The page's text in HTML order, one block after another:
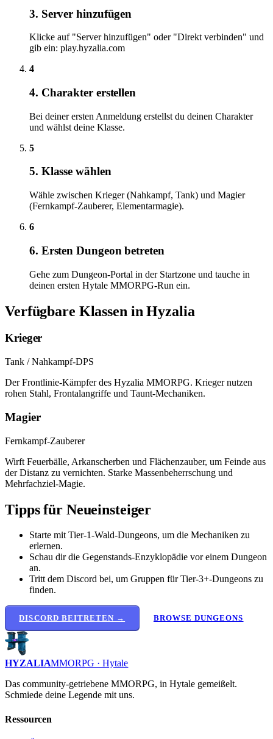
3. Server hinzufügen
Klicke auf "Server hinzufügen" oder "Direkt verbinden" und
gib ein: play.hyzalia.com
4
4. Charakter erstellen
Bei deiner ersten Anmeldung erstellst du deinen Charakter
und wählst deine Klasse.
5
5. Klasse wählen
Wähle zwischen Krieger (Nahkampf, Tank) und Magier
(Fernkampf-Zauberer, Elementarmagie).
6
6. Ersten Dungeon betreten
Gehe zum Dungeon-Portal in der Startzone und tauche in
deinen ersten Hytale MMORPG-Run ein.
Verfügbare Klassen in Hyzalia
Krieger
Tank / Nahkampf-DPS
Der Frontlinie-Kämpfer des Hyzalia MMORPG. Krieger nutzen
rohen Stahl, Frontalangriffe und Taunt-Mechaniken.
Magier
Fernkampf-Zauberer
Wirft Feuerbälle, Arkanscherben und Flächenzauber, um Feinde aus
der Distanz zu vernichten. Starke Massenbeherrschung und
Mehrfachziel-Magie.
Tipps für Neueinsteiger
Starte mit Tier-1-Wald-Dungeons, um die Mechaniken zu
erlernen.
Schau dir die Gegenstands-Enzyklopädie vor einem Dungeon
an.
Tritt dem Discord bei, um Gruppen für Tier-3+-Dungeons zu
finden.
DISCORD BEITRETEN → BROWSE DUNGEONS
HYZALIAMMORPG · Hytale
Das community-getriebene MMORPG, in Hytale gemeißelt.
Schmiede deine Legende mit uns.
Ressourcen